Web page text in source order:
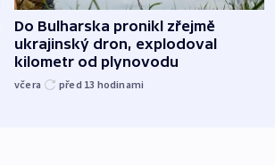
Do Bulharska pronikl zřejmě
ukrajinský dron, explodoval
kilometr od plynovodu
včera před 13 hodinami